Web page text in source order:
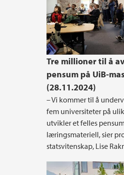
Tre millioner til å
pensum på UiB-
(28.11.2024)
– Vi kommer til å
fem universiteter på
utvikler et felles
læringsmateriell, sier
statsvitenskap, Lise